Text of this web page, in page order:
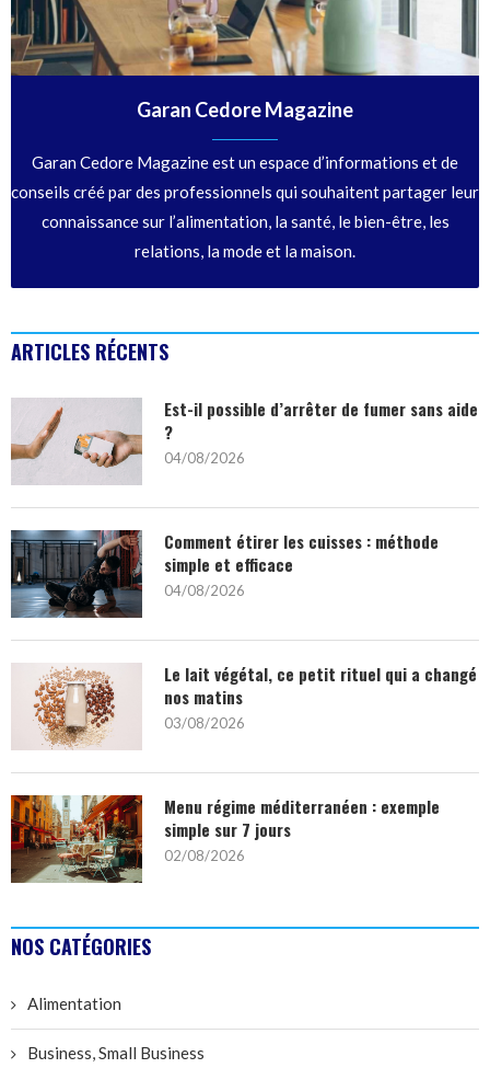
Garan Cedore Magazine
Garan Cedore Magazine est un espace d’informations et de
conseils créé par des professionnels qui souhaitent partager leur
connaissance sur l’alimentation, la santé, le bien-être, les
relations, la mode et la maison.
ARTICLES RÉCENTS
Est-il possible d’arrêter de fumer sans aide
?
04/08/2026
Comment étirer les cuisses : méthode
simple et efficace
04/08/2026
Le lait végétal, ce petit rituel qui a changé
nos matins
03/08/2026
Menu régime méditerranéen : exemple
simple sur 7 jours
02/08/2026
NOS CATÉGORIES
Alimentation
Business, Small Business